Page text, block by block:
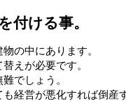
付ける事。
の中にあります。
えが必要です。
でしょう。
経営が悪化すれば倒産